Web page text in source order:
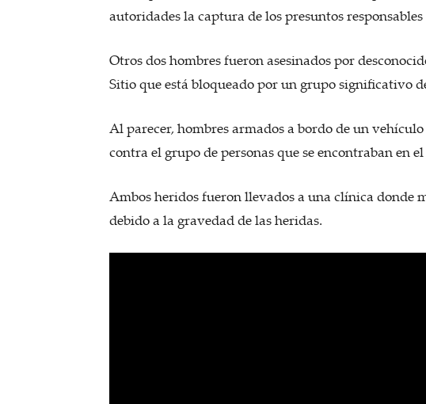
autoridades la captura de los presuntos
Otros dos hombres fueron asesinados por
Sitio que está bloqueado por un grupo significativo
Al parecer, hombres armados a bordo de un
contra el grupo de personas que se encontraban en
Ambos heridos fueron llevados a una clínica donde
debido a la gravedad de las heridas.